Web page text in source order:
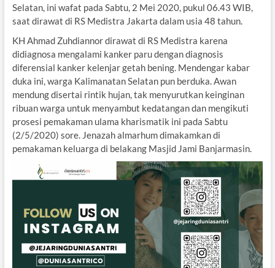
Selatan, ini wafat pada Sabtu, 2 Mei 2020, pukul 06.43 WIB,
saat dirawat di RS Medistra Jakarta dalam usia 48 tahun.
KH Ahmad Zuhdiannor dirawat di RS Medistra karena
didiagnosa mengalami kanker paru dengan diagnosis
diferensial kanker kelenjar getah bening. Mendengar kabar
duka ini, warga Kalimanatan Selatan pun berduka. Awan
mendung disertai rintik hujan, tak menyurutkan keinginan
ribuan warga untuk menyambut kedatangan dan mengikuti
prosesi pemakaman ulama kharismatik ini pada Sabtu
(2/5/2020) sore. Jenazah almarhum dimakamkan di
pemakaman keluarga di belakang Masjid Jami Banjarmasin.